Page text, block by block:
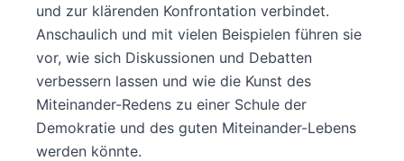
und zur klärenden Konfrontation verbindet.
Anschaulich und mit vielen Beispielen führen sie
vor, wie sich Diskussionen und Debatten
verbessern lassen und wie die Kunst des
Miteinander-Redens zu einer Schule der
Demokratie und des guten Miteinander-Lebens
werden könnte.